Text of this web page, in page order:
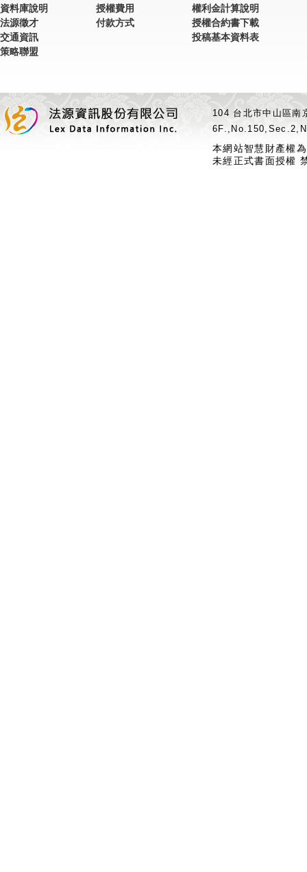
資料庫說明
法源徵才
交通資訊
策略聯盟
授權費用
付款方式
權利金計算說明
授權合約書下載
投稿基本資料表
104 台北市中山區
本網站智慧財產權
未經正式書面授權